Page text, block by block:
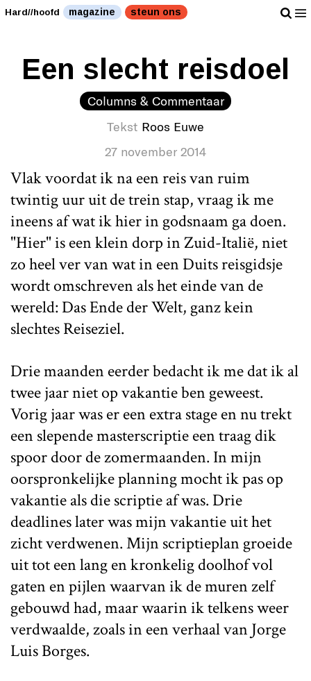
Hard//hoofd magazine steun ons
Een slecht reisdoel
Columns & Commentaar
Tekst Roos Euwe
27 november 2014
Vlak voordat ik na een reis van ruim
twintig uur uit de trein stap, vraag ik me
ineens af wat ik hier in godsnaam ga doen.
"Hier" is een klein dorp in Zuid-Italië, niet
zo heel ver van wat in een Duits reisgidsje
wordt omschreven als het einde van de
wereld: Das Ende der Welt, ganz kein
slechtes Reiseziel.
Drie maanden eerder bedacht ik me dat ik al
twee jaar niet op vakantie ben geweest.
Vorig jaar was er een extra stage en nu trekt
een slepende masterscriptie een traag dik
spoor door de zomermaanden. In mijn
oorspronkelijke planning mocht ik pas op
vakantie als die scriptie af was. Drie
deadlines later was mijn vakantie uit het
zicht verdwenen. Mijn scriptieplan groeide
uit tot een lang en kronkelig doolhof vol
gaten en pijlen waarvan ik de muren zelf
gebouwd had, maar waarin ik telkens weer
verdwaalde, zoals in een verhaal van Jorge
Luis Borges.